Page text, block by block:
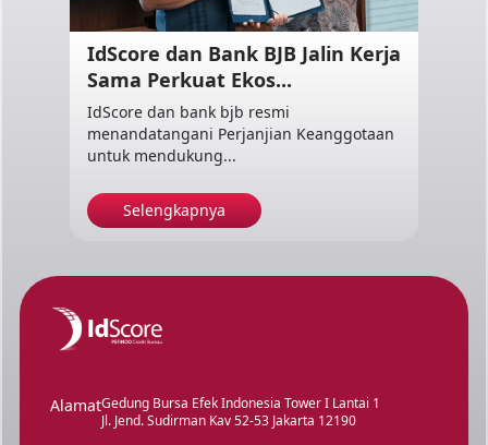
IdScore dan Bank BJB Jalin Kerja
Sama Perkuat Ekos...
IdScore dan bank bjb resmi
menandatangani Perjanjian Keanggotaan
untuk mendukung...
Selengkapnya
AlamatGedung Bursa Efek Indonesia Tower I Lantai 1
Jl. Jend. Sudirman Kav 52-53 Jakarta 12190